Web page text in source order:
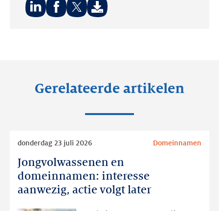
Gerelateerde artikelen
Jongvolwassenen en
domeinnamen: interesse
aanwezig, actie volgt later
donderdag 23 juli 2026 Domeinnamen
Jongvolwassenen